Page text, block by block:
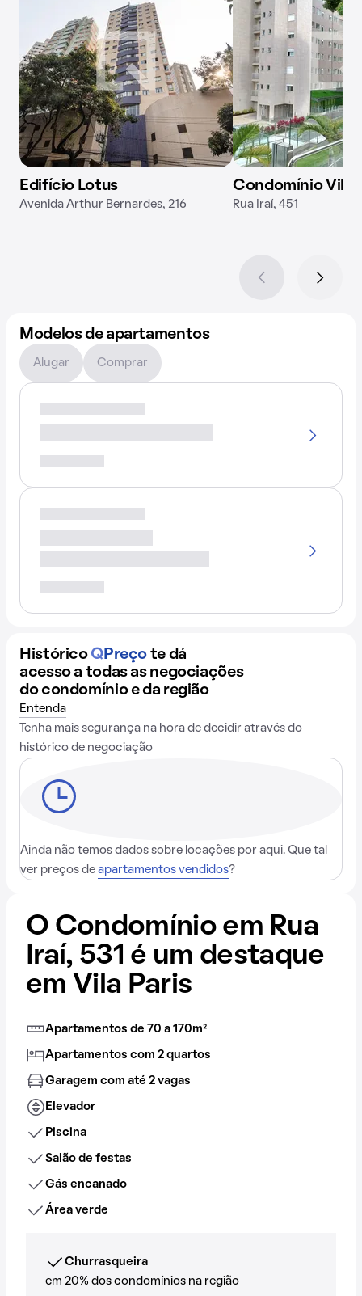
Edifício Lotus
Avenida Arthur Bernardes, 216
Condomínio
Rua Iraí, 451
Modelos de apartamentos
Alugar Comprar
Histórico QPreço te dá
acesso a todas as negociações
do condomínio e da região
Entenda
Tenha mais segurança na hora de decidir através do
histórico de negociação
Ainda não temos dados sobre locações por aqui. Que tal
ver preços de apartamentos vendidos?
O Condomínio em Rua
Iraí, 531 é um destaque
em Vila Paris
Apartamentos de 70 a 170m²
Apartamentos com 2 quartos
Garagem com até 2 vagas
Elevador
Piscina
Salão de festas
Gás encanado
Área verde
Churrasqueira
em 20% dos condomínios na região